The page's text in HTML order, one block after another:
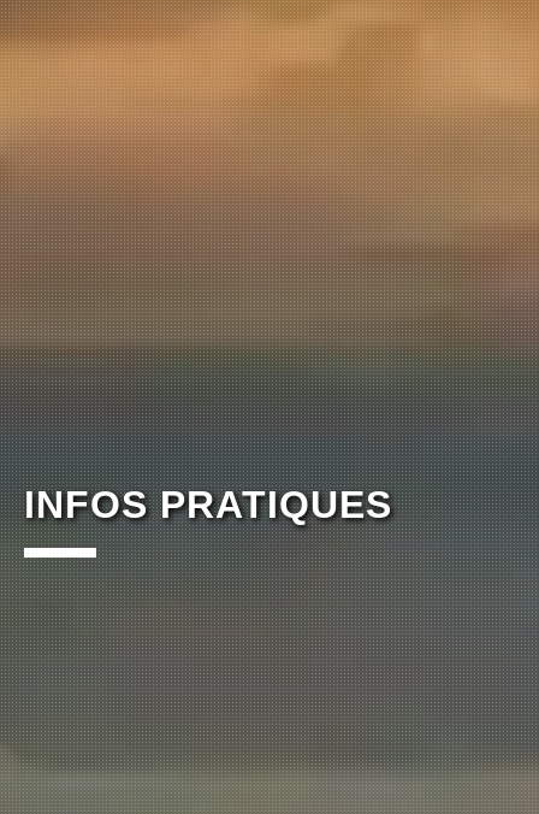
INFOS PRATIQUES